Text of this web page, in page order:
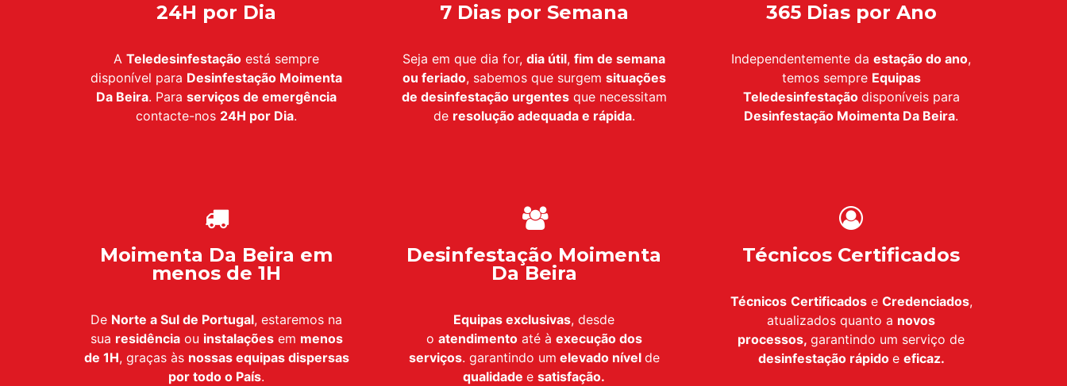
24H por Dia
A Teledesinfestação está sempre
disponível para Desinfestação Moimenta
Da Beira. Para serviços de emergência
contacte-nos 24H por Dia.
7 Dias por Semana
Seja em que dia for, dia útil, fim de semana
ou feriado, sabemos que surgem situações
de desinfestação urgentesque necessitam
de resolução adequada e rápida.
365 Dias por Ano
Independentemente da estação do ano,
temos sempre Equipas
Teledesinfestação disponíveis para
Desinfestação Moimenta Da Beira.
Moimenta Da Beira em
menos de 1H
De Norte a Sul de Portugal, estaremos na
sua residênciaou instalaçõesem menos
de 1H, graças às nossas equipas dispersas
por todo o País.
Desinfestação Moimenta
Da Beira
Equipas exclusivas, desde
o atendimentoaté à execução dos
serviços. garantindo um elevado nível de
qualidade e satisfação.
Técnicos Certificados
Técnicos Certificadose Credenciados,
atualizados quanto a novos
processos, garantindo um serviço de
desinfestaçãorápido e eficaz.